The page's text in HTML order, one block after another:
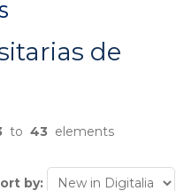
de
to 43 elements
by: